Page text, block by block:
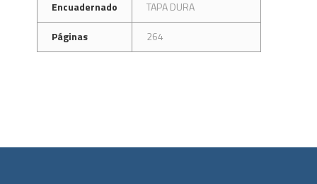
Encuadernado
TAPA DURA
Páginas
264